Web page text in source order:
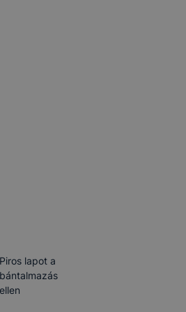
Piros lapot a
bántalmazás
ellen